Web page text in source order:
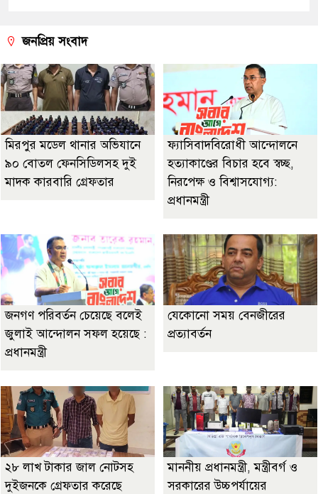
জনপ্রিয় সংবাদ
মিরপুর মডেল থানার অভিযানে
৯০ বোতল ফেনসিডিলসহ দুই
মাদক কারবারি গ্রেফতার
ফ্যাসিবাদবিরোধী আন্দোলনে
হত্যাকাণ্ডের বিচার হবে স্বচ্ছ,
নিরপেক্ষ ও বিশ্বাসযোগ্য:
প্রধানমন্ত্রী
জনগণ পরিবর্তন চেয়েছে বলেই
জুলাই আন্দোলন সফল হয়েছে :
প্রধানমন্ত্রী
যেকোনো সময় বেনজীরের
প্রত্যাবর্তন
২৮ লাখ টাকার জাল নোটসহ
দুইজনকে গ্রেফতার করেছে
মাননীয় প্রধানমন্ত্রী, মন্ত্রীবর্গ ও
সরকারের উচ্চপর্যায়ের